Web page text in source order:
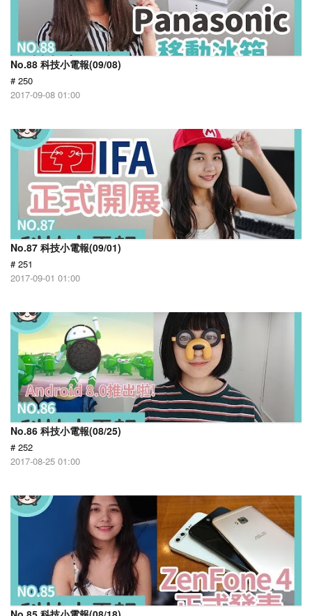
No.88 科技小電報(09/08)
# 250
2017-09-08 01:00
No.87 科技小電報(09/01)
# 251
2017-09-01 01:00
No.86 科技小電報(08/25)
# 252
2017-08-25 01:00